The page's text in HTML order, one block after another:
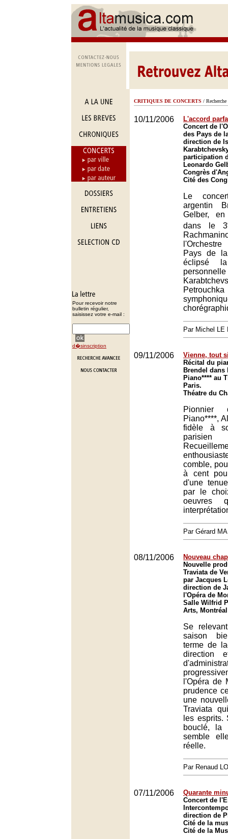
Pour recevoir notre
bulletin régulier,
saisissez votre e-mail :
d�sinscription
CRITIQUES DE CONCERTS / Recherche
10/11/2006
L'accord
Concert de
des Pays de
direction de
participation
Leonardo
Congrès
Cité des
Le
argentin
Gelber,
dans le 3
Pays de
éclipsé
Par Michel LE
09/11/2006
Vienne, tout
Récital du
Brendel dans
Piano**** au
Paris.
Théatre du
Piano****,
fidèle à
comble,
à cent
d'une
par le
oeuvres
Par Gérard
08/11/2006
Nouveau
Nouvelle
Traviata de
par Jacques
direction de
l'Opéra de
Salle Wilfrid
Arts, Montréal
Se
saison
terme de
direction
l'Opéra de
prudence
une
Traviata
les esprits.
bouclé, la
semble
réelle.
Par Renaud
07/11/2006
Quarante
Concert de
direction de
Cité de la
Cité de la